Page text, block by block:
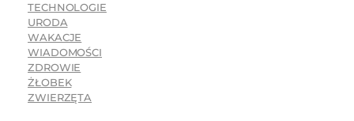
TECHNOLOGIE
URODA
WAKACJE
WIADOMOŚCI
ZDROWIE
ŻŁOBEK
ZWIERZĘTA